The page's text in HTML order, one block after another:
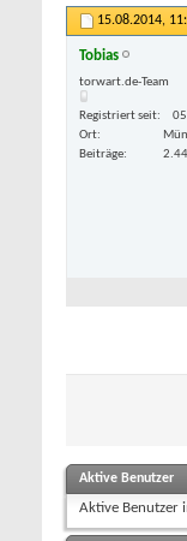
15.08.2014,
Tobias
torwart.de-Team
freivideocategorie/4/teen/
Registriert seit
Ort
Beiträge
Aktive Benutzer
Aktive Benutzer